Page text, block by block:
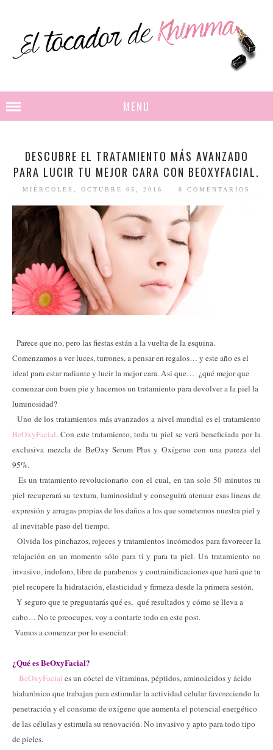
MENU
DESCUBRE EL TRATAMIENTO MÁS AVANZADO
PARA LUCIR TU MEJOR CARA CON BEOXYFACIAL.
MIÉRCOLES, OCTUBRE 05, 2016 6 COMENTARIOS
Parece que no, pero las fiestas están a la vuelta de la esquina.
Comenzamos a ver luces, turrones, a pensar en regalos… y este año es el
ideal para estar radiante y lucir la mejor cara. Así que… ¿qué mejor que
comenzar con buen pie y hacernos un tratamiento para devolver a la piel la
luminosidad?
Uno de los tratamientos más avanzados a nivel mundial es el tratamiento
BeOxyFacial. Con este tratamiento, toda tu piel se verá beneficiada por la
exclusiva mezcla de BeOxy Serum Plus y Oxígeno con una pureza del
95%.
Es un tratamiento revolucionario con el cual, en tan solo 50 minutos tu
piel recuperará su textura, luminosidad y conseguirá atenuar esas líneas de
expresión y arrugas propias de los daños a los que sometemos nuestra piel y
al inevitable paso del tiempo.
Olvida los pinchazos, rojeces y tratamientos incómodos para favorecer la
relajación en un momento sólo para ti y para tu piel. Un tratamiento no
invasivo, indoloro, libre de parabenos y contraindicaciones que hará que tu
piel recupere la hidratación, elasticidad y firmeza desde la primera sesión.
Y seguro que te preguntarás qué es, qué resultados y cómo se lleva a
cabo… No te preocupes, voy a contarte todo en este post.
Vamos a comenzar por lo esencial:
¿Qué esBeOxyFacial?
BeOxyFacial es un cóctel de vitaminas, péptidos, aminoácidos y ácido
hialurónico que trabajan para estimular la actividad celular favoreciendo la
penetración y el consumo de oxígeno que aumenta el potencial energético
de las células y estimula su renovación. No invasivo y apto para todo tipo
de pieles.